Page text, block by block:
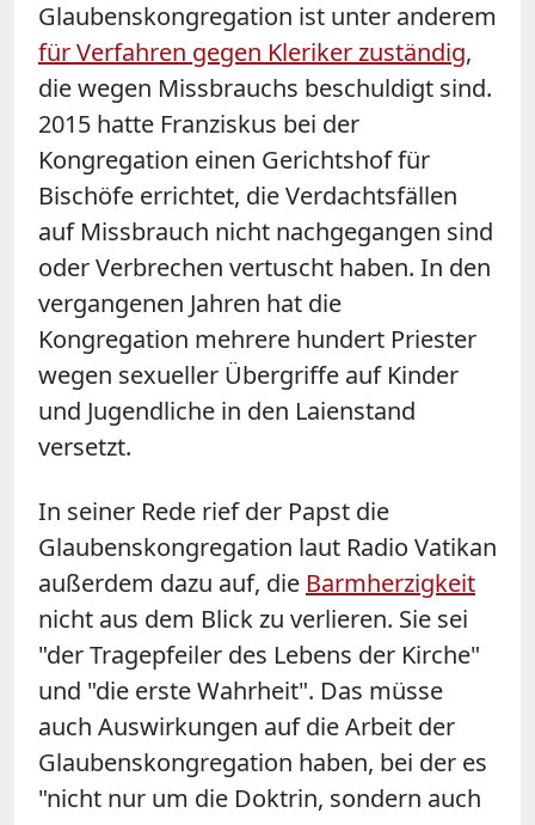
Glaubenskongregation ist unter anderem
für Verfahren gegen Kleriker zuständig,
die wegen Missbrauchs beschuldigt sind.
2015 hatte Franziskus bei der
Kongregation einen Gerichtshof für
Bischöfe errichtet, die Verdachtsfällen
auf Missbrauch nicht nachgegangen sind
oder Verbrechen vertuscht haben. In den
vergangenen Jahren hat die
Kongregation mehrere hundert Priester
wegen sexueller Übergriffe auf Kinder
und Jugendliche in den Laienstand
versetzt.
In seiner Rede rief der Papst die
Glaubenskongregation laut Radio Vatikan
außerdem dazu auf, die Barmherzigkeit
nicht aus dem Blick zu verlieren. Sie sei
"der Tragepfeiler des Lebens der Kirche"
und "die erste Wahrheit". Das müsse
auch Auswirkungen auf die Arbeit der
Glaubenskongregation haben, bei der es
"nicht nur um die Doktrin, sondern auch